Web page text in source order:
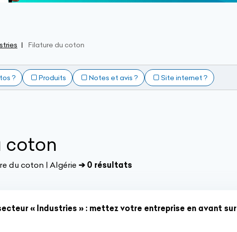
Filature du coton
? Produits Notes et avis ? Site internet ?
coton
du coton | Algérie ➔ 0 résultats
« Industries » : mettez votre entreprise en avant sur